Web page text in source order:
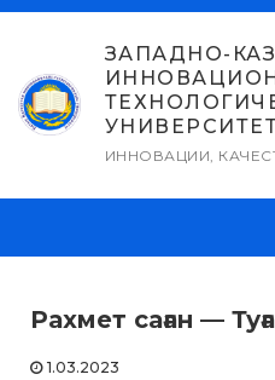
Перейти
содержимому
ЗАПАДНО-
ИННОВАЦИИ,
Рахмет саған —
1.03.2023